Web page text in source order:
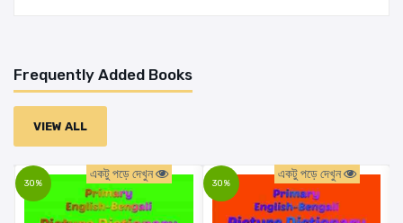
Frequently Added Books
VIEW ALL
30%
একটু পড়ে দেখুন
30%
একটু পড়ে দেখুন